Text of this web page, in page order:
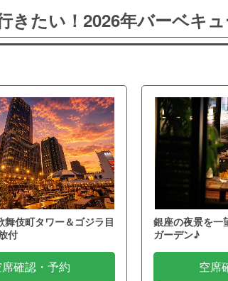
きたい！2026年バーベキ
舞伎町タワー＆ゴジラ目
付
席確認・予約
銀座の夜景を一
ガーデン♪
空席